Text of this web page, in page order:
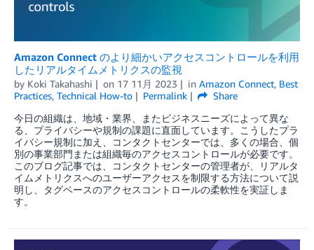
Amazon Connect のより細かいアクセスコントロールを利用
したリアルタイムメトリクスの監視
by Koki Takahashi on 17 11月 2023 in Amazon Connect, Best
Practices, Technical How-to Permalink
Share
今日の組織は、地域・業界、またビジネスニーズによって異な
る、プライバシーや規制の課題に直面しています。こうしたプラ
イバシー規制に加え、コンタクトセンターでは、多くの場合、個
別の事業部門または組織毎のアクセスコントロールが必要です。
このブログ記事では、コンタクトセンターの管理者が、リアルタ
イムメトリクスへのユーザーアクセスを制限する方法について説
明し、タグベースのアクセスコントロールの柔軟性を実証しま
す。